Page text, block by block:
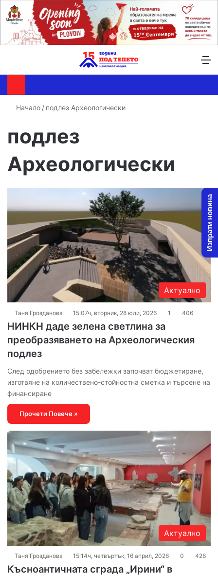
Начало / подлез Археологически
подлез
Археологически
Актуално
Таня Грозданова 15:07ч, вторник, 28 юли, 2026 1 406
НИНКН даде зелена светлина за
преобразяването на Археологическия
подлез
След одобрението без забележки започват бюджетиране,
изготвяне на количествено-стойностна сметка и търсене на
финансиране
Прочети Повече »
Актуално
Таня Грозданова 15:14ч, четвъртък, 16 април, 2026 0 426
Късноантичната сграда „Ирини“ в
Изпрати новина